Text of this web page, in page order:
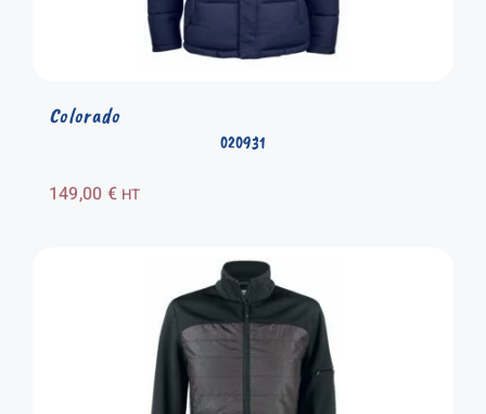
020931
Colorado
149,00 € HT